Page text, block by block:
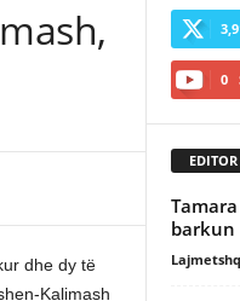
dhe dy të
Kalimash
0
barkun